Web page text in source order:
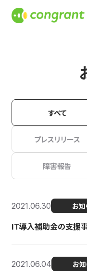
すべて
プレスリリース
障害報告
2021.06.30 お知
IT導入補助金の支援
2021.06.04 お